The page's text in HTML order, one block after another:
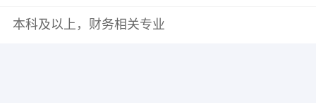
本科及以上，财务相关专业